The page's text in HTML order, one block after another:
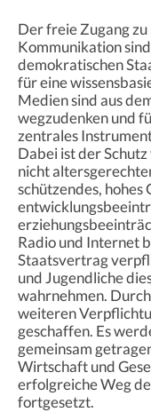
Der freie Zugang
Kommunikation
demokratischen
für eine
Medien sind aus
wegzudenken und
zentrales
Dabei ist der
nicht
schützendes, hohes
Radio und Internet
Staatsvertrag
und Jugendliche
wahrnehmen.
weiteren
geschaffen. Es
gemeinsam
Wirtschaft und
erfolgreiche Weg
fortgesetzt.